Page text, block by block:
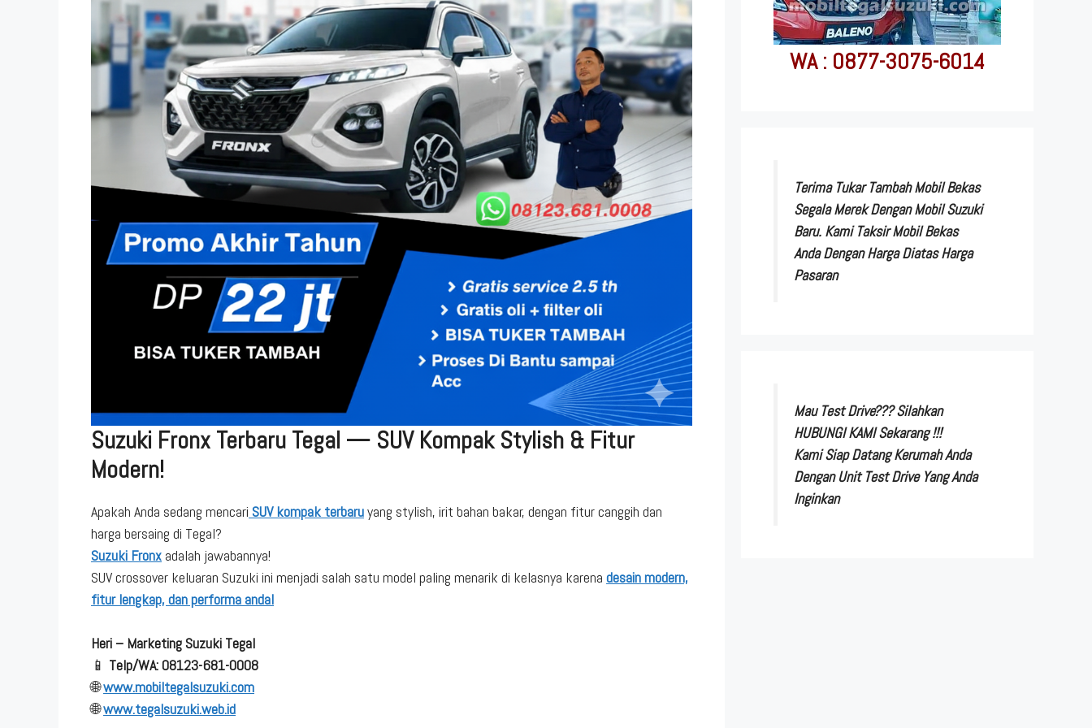
Suzuki Fronx Terbaru Tegal — SUV Kompak Stylish & Fitur
Modern!
Apakah Anda sedang mencari SUV kompak terbaruyang stylish, irit bahan bakar, dengan fitur canggih dan
harga bersaing di Tegal?
Suzuki Fronx adalah jawabannya!
SUV crossover keluaran Suzuki ini menjadi salah satu model paling menarik di kelasnya karena desain modern,
fitur lengkap, dan performa andal
Heri – Marketing Suzuki Tegal
📱 Telp/WA: 08123-681-0008
🌐www.mobiltegalsuzuki.com
🌐www.tegalsuzuki.web.id
WA : 0877-3075-6014
Terima Tukar Tambah Mobil Bekas
Segala Merek Dengan Mobil Suzuki
Baru. Kami Taksir Mobil Bekas
Anda Dengan Harga Diatas Harga
Pasaran
Mau Test Drive??? Silahkan
HUBUNGI KAMI Sekarang !!!
Kami Siap Datang Kerumah Anda
Dengan Unit Test Drive Yang Anda
Inginkan